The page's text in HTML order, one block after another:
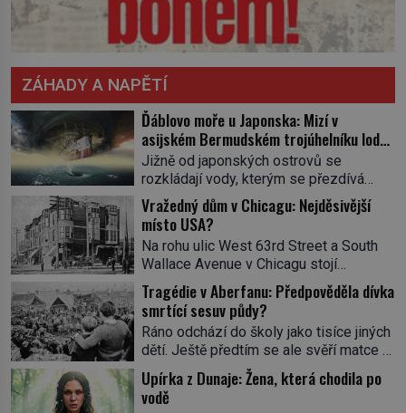
ZÁHADY A NAPĚTÍ
Ďáblovo moře u Japonska: Mizí v
asijském Bermudském trojúhelníku lodě
ve spárech neznámé síly?
Jižně od japonských ostrovů se
rozkládají vody, kterým se přezdívá
Ďáblovo moře. Vypráví se o lodích
mizejících beze stopy, podivných
světlech, zrádných proudech i mořských
dracích, kteří měli tyto končiny střežit už
v dávných legendách. Je tichomořský
Dračí trojúhelník skutečně prokletým
místem, nebo se zde jen nebezpečná
příroda proměnila v jednu z
nejpůsobivějších námořních záhad? […]
Vražedný dům v Chicagu: Nejděsivější
místo USA?
Na rohu ulic West 63rd Street a South
Wallace Avenue v Chicagu stojí
nenápadná pošta. Nemá žádný speciální
nápis ani pamětní desku. A přesto prý
místní zaměstnanci neradi chodí do
sklepa. Právě tady totiž sídlil sériový
vrah H. H. Holmes a také
nejpropracovanější past na lidi
v dějinách americké kriminalistiky.
Herman Webster Mudgett (1861–1896)
Tragédie v Aberfanu: Předpověděla dívka
smrtící sesuv půdy?
Ráno odchází do školy jako tisíce jiných
dětí. Ještě předtím se ale svěří matce s
podivným snem. Ve škole, kterou dobře
zná, tentokrát nevidí budovu ani
spolužáky. Místo nich se před ní tyčí
Upírka z Dunaje: Žena, která chodila po
vodě